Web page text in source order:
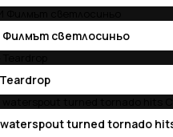
Филмът светлосиньо
turned tornado